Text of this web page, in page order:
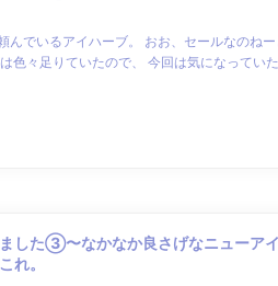
んでいるアイハーブ。 おお、セールなのねー
色々足りていたので、 今回は気になってい
した③〜なかなか良さげなニューア
れ。